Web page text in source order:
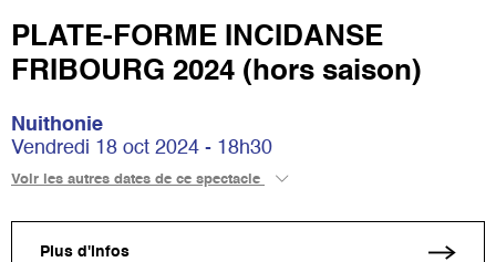
PLATE-FORME INCIDANSE
FRIBOURG 2024 (hors saison)
Nuithonie
Vendredi 18 oct 2024 - 18h30
Voir les autres dates de ce spectacle
Plus d'infos